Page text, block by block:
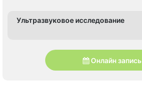
Ультразвуковое исследование
Онлайн запись